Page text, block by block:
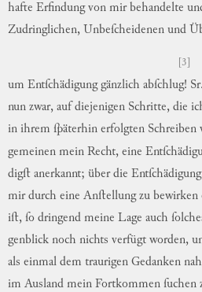
hafte Erfindung von mir behandelte
Zudringlichen, Unbeſcheidenen und
[3]
um Entſchädigung gänzlich abſchlug! Sr.
nun zwar, auf diejenigen Schritte, die
in ihrem ſpäterhin erfolgten Schreiben
gemeinen mein Recht, eine
digſt anerkannt; über die Entſchädigung
mir durch eine Anſtellung zu bewirken
iſt, ſo dringend meine Lage auch
genblick noch nichts verfügt worden,
als einmal dem traurigen Gedanken
im Ausland mein Fortkommen ſuchen